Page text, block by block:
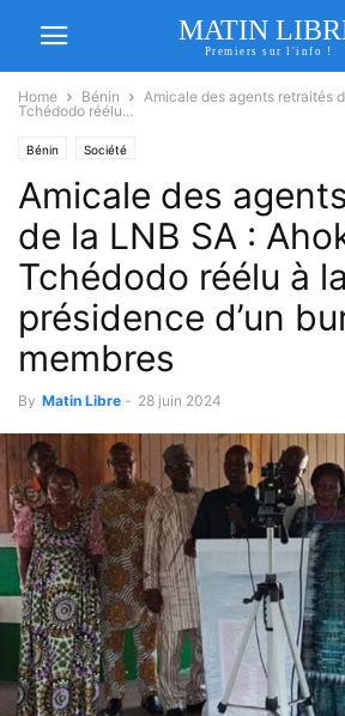
MATIN
Premiers sur l'info !
Home Bénin
Amicale des agents retraités
Tchédodo réélu...
Bénin Société
Amicale des
de la LNB SA :
Tchédodo réélu à la
présidence d’un
membres
By Matin Libre - 28 juin 2024